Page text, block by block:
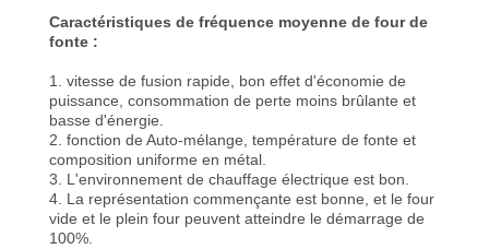
Caractéristiques de fréquence moyenne de four de
fonte :
1. vitesse de fusion rapide, bon effet d'économie de
puissance, consommation de perte moins brûlante et
basse d'énergie.
2. fonction de Auto-mélange, température de fonte et
composition uniforme en métal.
3. L'environnement de chauffage électrique est bon.
4. La représentation commençante est bonne, et le four
vide et le plein four peuvent atteindre le démarrage de
100%.